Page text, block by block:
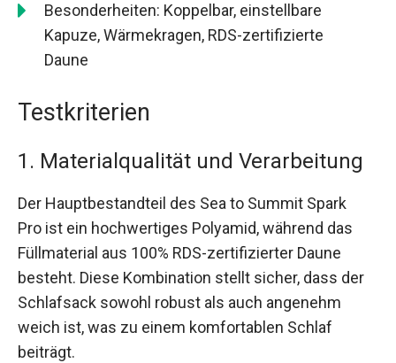
Besonderheiten: Koppelbar, einstellbare
Kapuze, Wärmekragen, RDS-zertifizierte
Daune
Testkriterien
1. Materialqualität und Verarbeitung
Der Hauptbestandteil des Sea to Summit Spark
Pro ist ein hochwertiges Polyamid, während das
Füllmaterial aus 100% RDS-zertifizierter Daune
besteht. Diese Kombination stellt sicher, dass der
Schlafsack sowohl robust als auch angenehm
weich ist, was zu einem komfortablen Schlaf
beiträgt.